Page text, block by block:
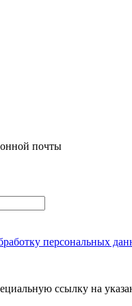
почты
персональных
ссылку на